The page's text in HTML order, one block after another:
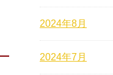
2024年8月
2024年7月